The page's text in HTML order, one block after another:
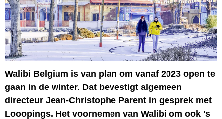
Walibi Belgium is van plan om vanaf 2023 open te
gaan in de winter. Dat bevestigt algemeen
directeur Jean-Christophe Parent in gesprek met
Looopings. Het voornemen van Walibi om ook 's